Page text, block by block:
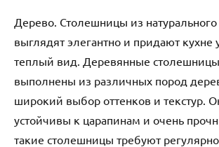
Дерево. Столешницы из натурального
выглядят элегантно и придают
теплый вид. Деревянные
выполнены из различных пород
широкий выбор оттенков и текстур.
устойчивы к царапинам и очень
такие столешницы требуют